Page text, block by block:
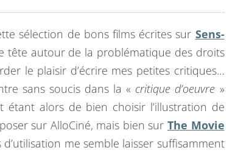
sélection de bons films écrites sur Sens-
tête autour de la problématique des droits
le plaisir d’écrire mes petites critiques…
sans soucis dans la « critique d’oeuvre »
étant alors de bien choisir l’illustration de
sur AlloCiné, mais bien sur The Movie
me semble laisser suffisamment